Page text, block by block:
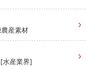
産素材
産業界]